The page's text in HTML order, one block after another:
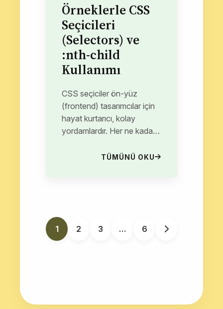
Örneklerle CSS
Seçicileri
(Selectors) ve
:nth-child
Kullanımı
CSS seçiciler ön-yüz
(frontend) tasarımcılar için
hayat kurtarıcı, kolay
yordamlardır. Her ne kadar
hatta yazılımcılar bu
TÜMÜNÜ OKU
1 2 3 … 6